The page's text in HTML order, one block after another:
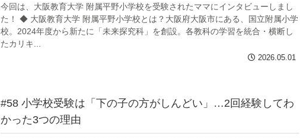
今回は、大阪教育大学 附属平野小学校を受験されたママにインタビューしまし
た！ ◆ 大阪教育大学 附属平野小学校とは？大阪府大阪市にある、国立附属小学
校。2024年度から新たに「未来探究科」を創設。各教科の学習を統合・横断し
たカリキ...
2026.05.01
#58 小学校受験は「下の子の方がしんどい」…2回経験してわ
かった3つの理由